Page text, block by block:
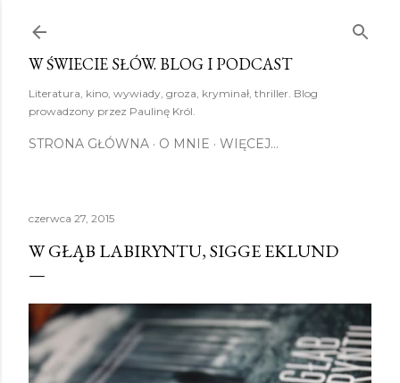
W ŚWIECIE SŁÓW. BLOG I PODCAST
Literatura, kino, wywiady, groza, kryminał, thriller. Blog
prowadzony przez Paulinę Król.
STRONA GŁÓWNA O MNIE WIĘCEJ…
czerwca 27, 2015
W GŁĄB LABIRYNTU, SIGGE EKLUND